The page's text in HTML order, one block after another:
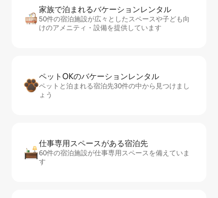
家族で泊まれるバ⁠ケ⁠ー⁠シ⁠ョ⁠ンレ⁠ン⁠タ⁠ル
50件の宿泊施設が広々としたスペースや子ども向
けのアメニティ・設備を提供しています
ペットOKのバ⁠ケ⁠ー⁠シ⁠ョ⁠ンレ⁠ン⁠タ⁠ル
ペットと泊まれる宿泊先30件の中から見つけまし
ょう
仕事専用ス⁠ペ⁠ー⁠スがあ⁠る宿⁠泊⁠先
60件の宿泊施設が仕事専用スペースを備えていま
す